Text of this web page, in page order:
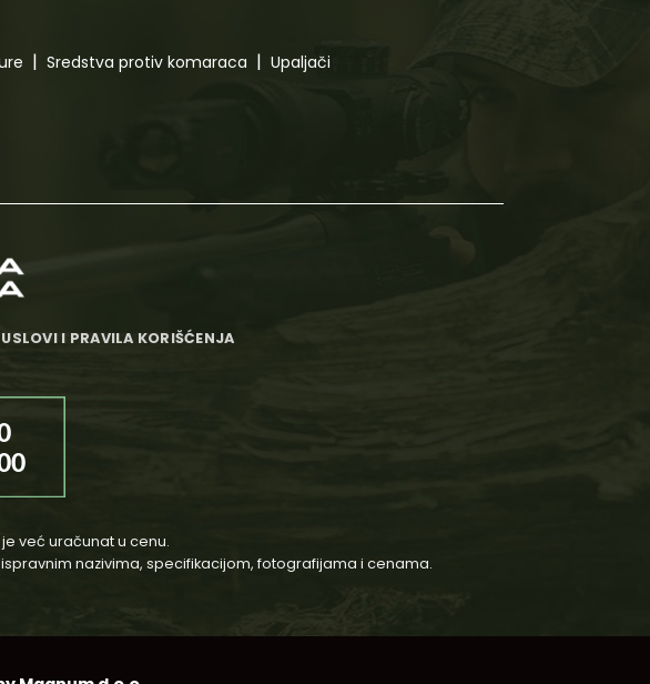
Sredstva protiv komaraca
Upaljači
USLOVI I PRAVILA KORIŠĆENJA
već uračunat u cenu.
nazivima, specifikacijom, fotografijama i cenama.